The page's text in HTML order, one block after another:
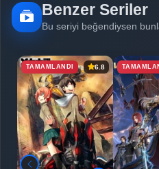
Benzer Seriler
Bu seriyi beğendiysen
TAMAMLANDI 6.8